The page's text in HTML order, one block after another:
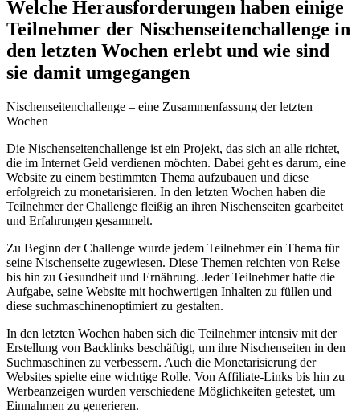
Welche Herausforderungen haben einige
Teilnehmer der Nischenseitenchallenge in
den letzten Wochen erlebt und wie sind
sie damit umgegangen
Nischenseitenchallenge – eine‌ Zusammenfassung der letzten
Wochen
Die Nischenseitenchallenge ⁤ist ein Projekt, das sich an ⁣alle richtet,
die im Internet Geld ⁣verdienen möchten. Dabei ​geht​ es darum,⁣ eine
Website zu einem‌ bestimmten Thema aufzubauen und diese⁢
erfolgreich ⁢zu monetarisieren.‍ In den letzten Wochen haben die⁢
Teilnehmer der Challenge fleißig an ihren Nischenseiten gearbeitet
und Erfahrungen gesammelt.
Zu Beginn der Challenge wurde jedem Teilnehmer ein Thema für
seine Nischenseite zugewiesen. Diese Themen ⁣reichten von Reise
bis⁣ hin zu Gesundheit und ‌Ernährung. Jeder ⁢Teilnehmer hatte die
⁤Aufgabe, seine Website mit hochwertigen Inhalten zu füllen und
diese suchmaschinenoptimiert zu gestalten.
In den letzten Wochen haben sich die Teilnehmer ‌intensiv​ mit‍ der
Erstellung von⁢ Backlinks beschäftigt, um ihre Nischenseiten in⁢ den
Suchmaschinen ⁤zu ‍verbessern. Auch die ‌Monetarisierung der
Websites spielte eine wichtige Rolle. Von Affiliate-Links bis hin zu
Werbeanzeigen⁢ wurden verschiedene Möglichkeiten getestet, um
Einnahmen zu generieren.